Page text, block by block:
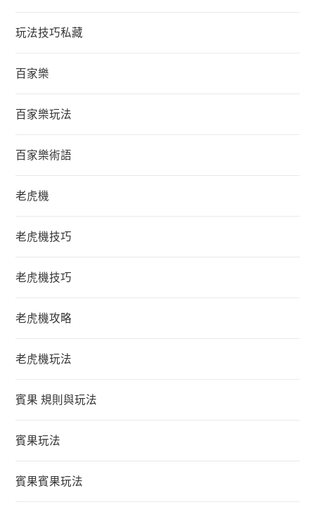
玩法技巧私藏
百家樂
百家樂玩法
百家樂術語
老虎機
老虎機技巧
老虎機技巧
老虎機攻略
老虎機玩法
賓果 規則與玩法
賓果玩法
賓果賓果玩法